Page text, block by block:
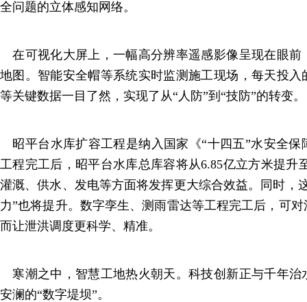
全问题的立体感知网络。
在可视化大屏上，一幅高分辨率遥感影像呈现在眼前
地图。智能安全帽等系统实时监测施工现场，每天投
等关键数据一目了然，实现了从“人防”到“技防”的转变。
昭平台水库扩容工程是纳入国家《“十四五”水安全保
工程完工后，昭平台水库总库容将从6.85亿立方米提升
灌溉、供水、发电等方面将发挥更大综合效益。同时，
力”也将提升。数字孪生、测雨雷达等工程完工后，可
而让泄洪调度更科学、精准。
寒潮之中，智慧工地热火朝天。科技创新正与千年治
安澜的“数字堤坝”。